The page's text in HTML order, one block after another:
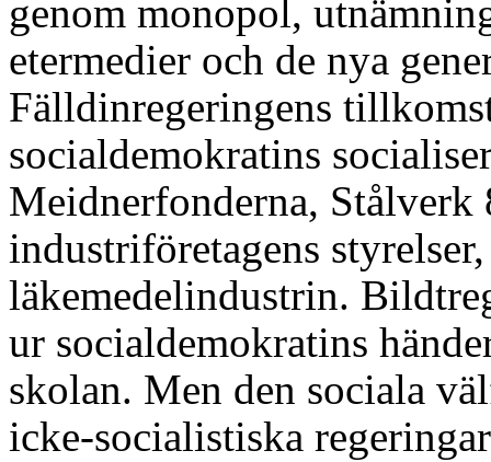
genom monopol,
etermedier och de nya
Fälldinregeringens
socialdemokratins
Meidnerfonderna, Stålverk
industriföretagens
läkemedelindustrin.
ur socialdemokratins
skolan. Men den sociala
icke-socialistiska